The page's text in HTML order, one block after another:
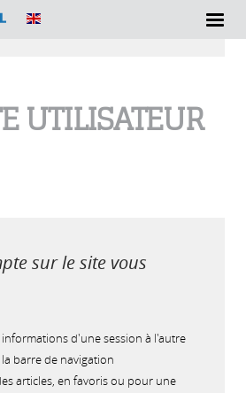
UTILISATEUR
sur le site vous
informations d'une session à l'autre
barre de navigation
articles, en favoris ou pour une